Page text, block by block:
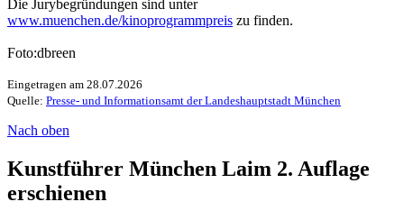
Die Jurybegründungen sind unter
www.muenchen.de/kinoprogrammpreis zu finden.
Foto:dbreen
Eingetragen am 28.07.2026
Quelle: Presse- und Informationsamt der Landeshauptstadt München
Nach oben
Kunstführer München Laim 2. Auflage
erschienen